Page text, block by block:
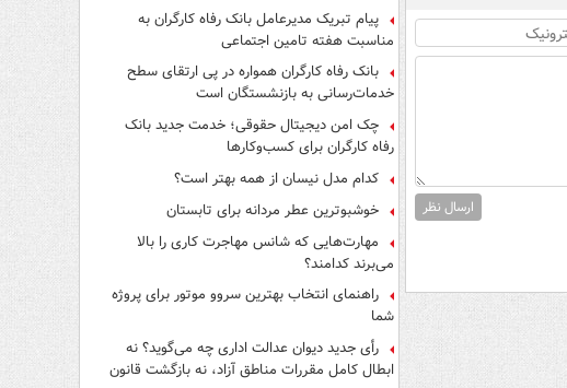
ارسال نظر
پیام تبریک مدیرعامل بانک رفاه کارگران به
مناسبت هفته تامین اجتماعی
بانک رفاه کارگران همواره در پی ارتقای سطح
خدمات‌رسانی به بازنشستگان است
چک امن دیجیتال حقوقی؛ خدمت جدید بانک
رفاه کارگران برای کسب‌وکارها
کدام مدل نیسان از همه بهتر است؟
خوشبوترین عطر مردانه برای تابستان
مهارت‌هایی که شانس مهاجرت کاری را بالا
می‌برند کدامند؟
راهنمای انتخاب بهترین سروو موتور برای پروژه
شما
رأی جدید دیوان عدالت اداری چه می‌گوید؟ نه
ابطال کامل مقررات مناطق آزاد، نه بازگشت قانون